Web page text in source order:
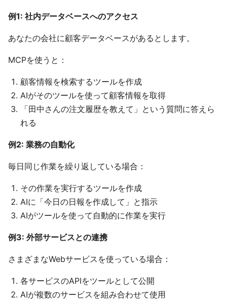
例1: 社内データベースへのアクセス
あなたの会社に顧客データベースがあるとします。
MCPを使うと：
顧客情報を検索するツールを作成
AIがそのツールを使って顧客情報を取得
「田中さんの注文履歴を教えて」という質問に答えら
れる
例2: 業務の自動化
毎日同じ作業を繰り返している場合：
その作業を実行するツールを作成
AIに「今日の日報を作成して」と指示
AIがツールを使って自動的に作業を実行
例3: 外部サービスとの連携
さまざまなWebサービスを使っている場合：
各サービスのAPIをツールとして公開
AIが複数のサービスを組み合わせて使用